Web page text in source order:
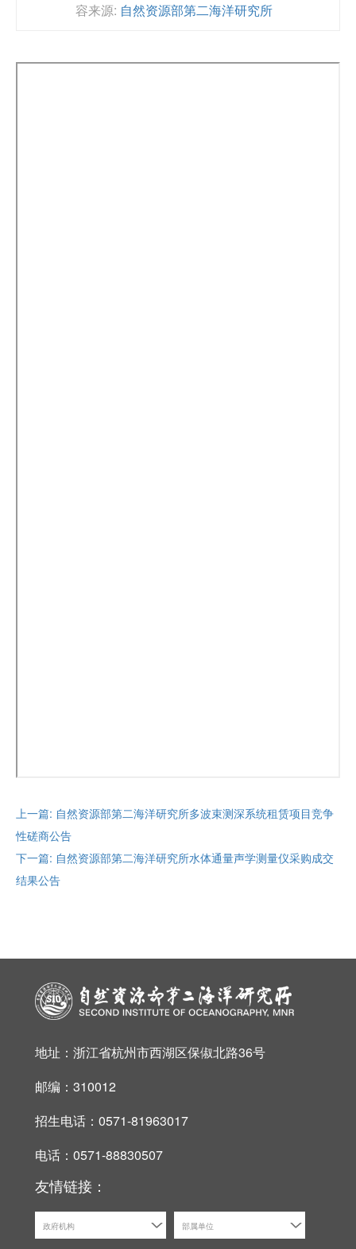
容来源: 自然资源部第二海洋研究所
上一篇: 自然资源部第二海洋研究所多波束测深系统租赁项目竞争
性磋商公告
下一篇: 自然资源部第二海洋研究所水体通量声学测量仪采购成交
结果公告
地址：浙江省杭州市西湖区保俶北路36号
邮编：310012
招生电话：0571-81963017
电话：0571-88830507
友情链接：
政府机构 部属单位